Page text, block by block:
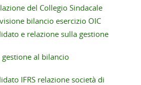
del Collegio Sindacale
bilancio esercizio OIC
e relazione sulla gestione
gestione al bilancio
IFRS relazione società di